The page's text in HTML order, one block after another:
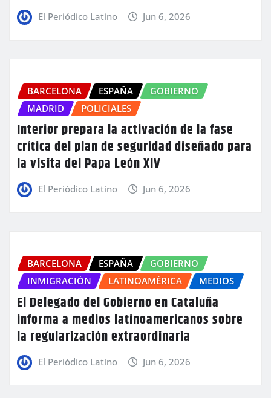
El Periódico Latino Jun 6, 2026
BARCELONA ESPAÑA
GOBIERNO
MADRID
POLICIALES
Interior prepara la activación de la fase
crítica del plan de seguridad diseñado para
la visita del Papa León XIV
El Periódico Latino Jun 6, 2026
BARCELONA ESPAÑA
GOBIERNO
INMIGRACIÓN
LATINOAMÉRICA MEDIOS
El Delegado del Gobierno en Cataluña
informa a medios latinoamericanos sobre
la regularización extraordinaria
El Periódico Latino Jun 6, 2026